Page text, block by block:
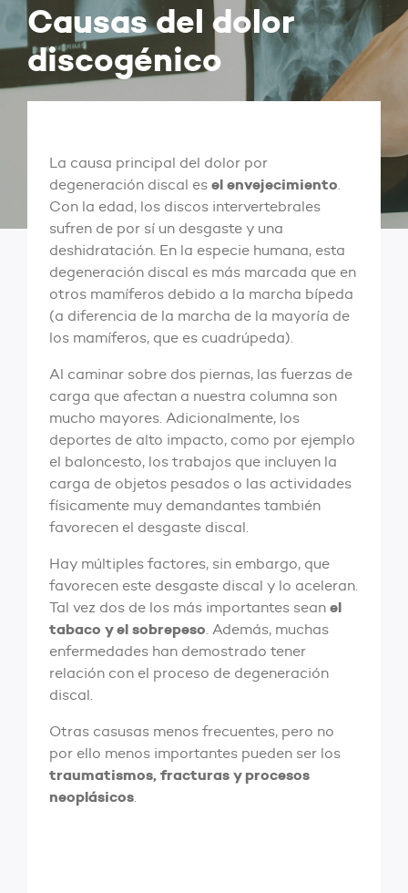
Causas del dolor
discogénico
La causa principal del dolor por
degeneración discal es el envejecimiento.
Con la edad, los discos intervertebrales
sufren de por sí un desgaste y una
deshidratación. En la especie humana, esta
degeneración discal es más marcada que en
otros mamíferos debido a la marcha bípeda
(a diferencia de la marcha de la mayoría de
los mamíferos, que es cuadrúpeda).
Al caminar sobre dos piernas, las fuerzas de
carga que afectan a nuestra columna son
mucho mayores. Adicionalmente, los
deportes de alto impacto, como por ejemplo
el baloncesto, los trabajos que incluyen la
carga de objetos pesados o las actividades
físicamente muy demandantes también
favorecen el desgaste discal.
Hay múltiples factores, sin embargo, que
favorecen este desgaste discal y lo aceleran.
Tal vez dos de los más importantes sean el
tabaco y el sobrepeso. Además, muchas
enfermedades han demostrado tener
relación con el proceso de degeneración
discal.
Otras casusas menos frecuentes, pero no
por ello menos importantes pueden ser los
traumatismos, fracturas y procesos
neoplásicos.